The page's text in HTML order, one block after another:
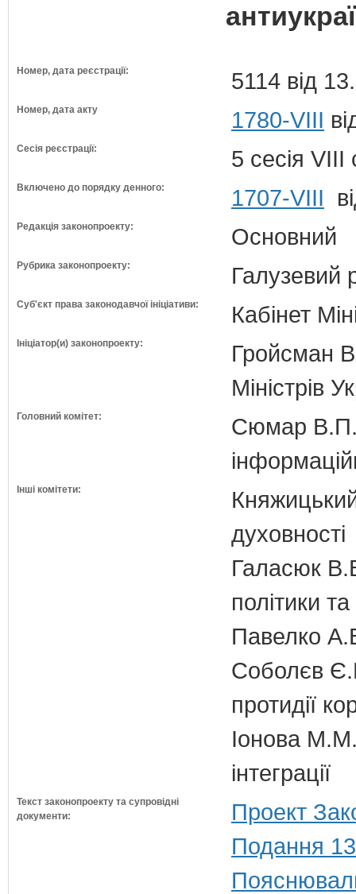
Номер, дата реєстрації: 5114 від
Номер, дата акту 1780-VIII
Сесія реєстрації: 5 сесія VIII
Включено до порядку денного: 1707-VIII
Редакція законопроекту: Основний
Рубрика законопроекту: Галузевий
Суб'єкт права законодавчої ініціативи: Кабінет
Ініціатор(и) законопроекту:
Гройсман
Міністрів
Головний комітет:
Сюмар В.П.
Інші комітети:
духовності
Галасюк
політики
Павелко
Соболєв
протидії
Іонова М.М.
інтеграції
Текст законопроекту та супровідні
документи:
Проект
Подання